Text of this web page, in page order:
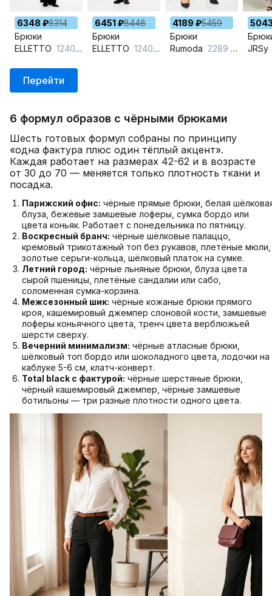
6348 ₽8314
Брюки
ELLETTO 12404 черный
6451 ₽8448
Брюки
ELLETTO 12402 черный
4189 ₽5459
Брюки
Rumoda 2289 черный
JRSy
Перейти
6 формул образов с чёрными брюками
Шесть готовых формул собраны по принципу
«одна фактура плюс один тёплый акцент».
Каждая работает на размерах 42-62 и в возрасте
от 30 до 70 — меняется только плотность ткани и
посадка.
Парижский офис: чёрные прямые брюки, белая
блуза, бежевые замшевые лоферы, сумка бордо или
цвета коньяк. Работает с понедельника по пятницу.
Воскресный бранч: чёрные шёлковые палаццо,
кремовый трикотажный топ без рукавов, плетёные мюли,
золотые серьги-кольца, шёлковый платок на сумке.
Летний город: чёрные льняные брюки, блуза цвета
сырой пшеницы, плетёные сандалии или сабо,
соломенная сумка-корзина.
Межсезонный шик: чёрные кожаные брюки прямого
кроя, кашемировый джемпер слоновой кости, замшевые
лоферы коньячного цвета, тренч цвета верблюжьей
шерсти сверху.
Вечерний минимализм: чёрные атласные брюки,
шёлковый топ бордо или шоколадного цвета, лодочки на
каблуке 5-6 см, клатч-конверт.
Total black с фактурой: чёрные шерстяные брюки,
чёрный кашемировый джемпер, чёрные замшевые
ботильоны — три разные плотности одного цвета.